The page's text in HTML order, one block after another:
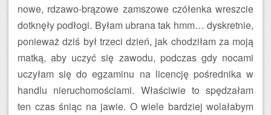
nowe, rdzawo-brązowe zamszowe czółenka wreszcie
dotknęły podłogi. Byłam ubrana tak hmm… dyskretnie,
ponieważ dziś był trzeci dzień, jak chodziłam za moją
matką, aby uczyć się zawodu, podczas gdy nocami
uczyłam się do egzaminu na licencję pośrednika w
handlu nieruchomościami. Właściwie to spędzałam
ten czas śniąc na jawie. O wiele bardziej wolałabym